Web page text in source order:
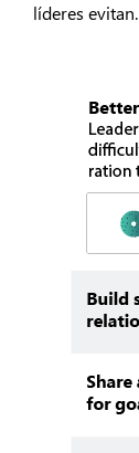
líderes evitan.